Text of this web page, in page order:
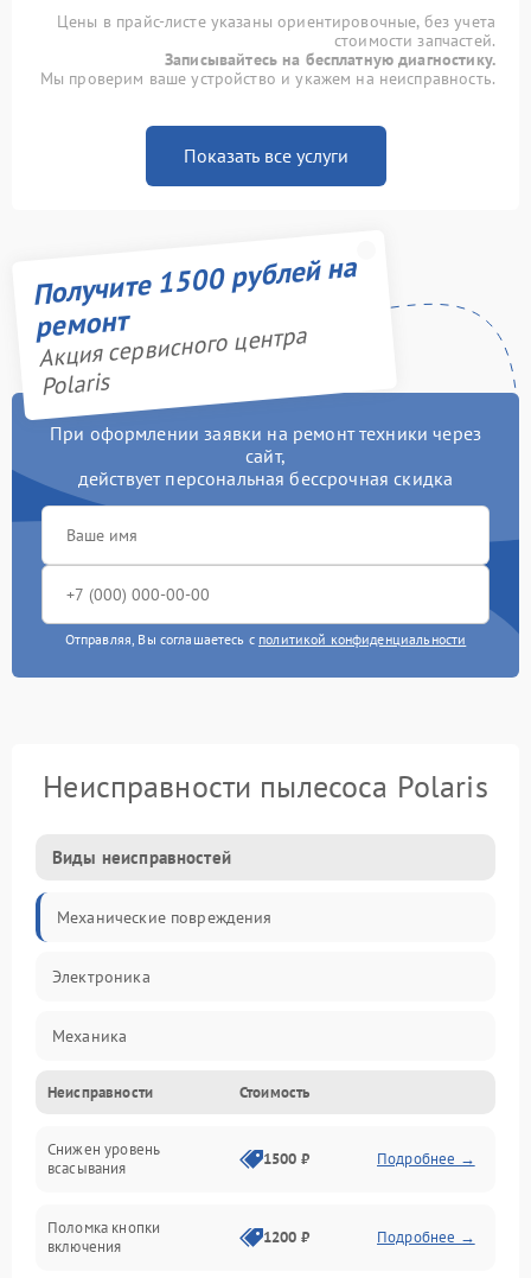
Цены в прайс-листе указаны ориентировочные, без учета
стоимости запчастей.
Записывайтесь на бесплатную диагностику.
Мы проверим ваше устройство и укажем на неисправность.
Показать все услуги
Получите 1500 рублей на
ремонт
Акция сервисного центра
Polaris
При оформлении заявки на ремонт техники через
сайт,
действует персональная бессрочная скидка
Отправляя, Вы соглашаетесь с политикой конфиденциальности
Неисправности пылесоса Polaris
Виды неисправностей
Механические повреждения
Электроника
Механика
Электропитание
Всасывание
Неисправности Стоимость
Снижен уровень
всасывания
1500 ₽ Подробнее →
Поломка кнопки
включения
1200 ₽ Подробнее →